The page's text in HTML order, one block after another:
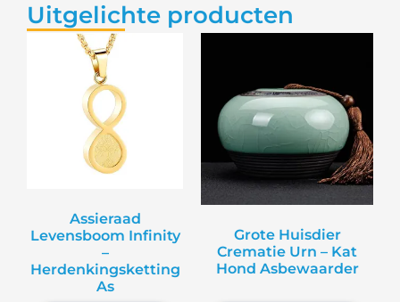
Uitgelichte producten
Assieraad
Levensboom Infinity
–
Herdenkingsketting
As
Grote Huisdier
Crematie Urn – Kat
Hond Asbewaarder